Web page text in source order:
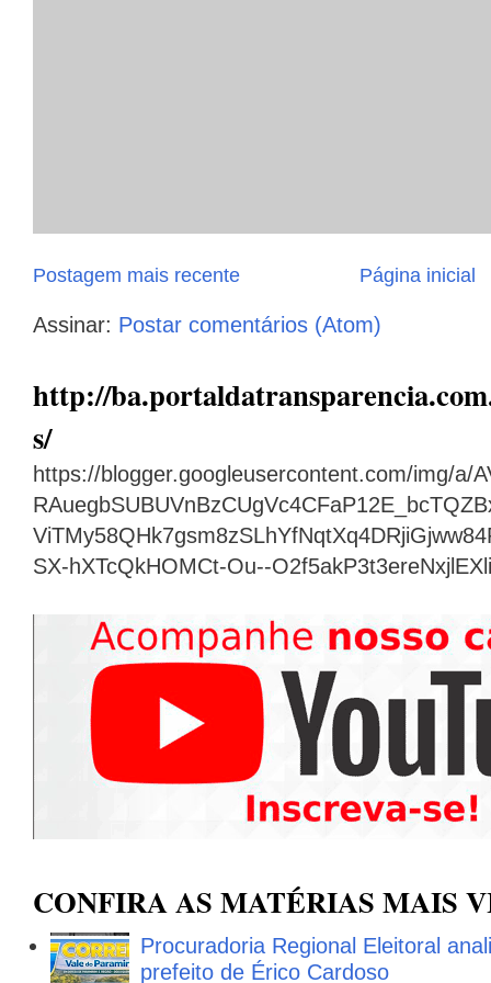
Postagem mais recente Página inicial
Assinar: Postar comentários (Atom)
http://
s/
https://blogger.googleusercontent.com/img/a/
SX-hXTcQkHOMCt-Ou--
CONFIRA AS MATÉRIAS MAIS
Procuradoria Regional Eleitoral
prefeito de Érico Cardoso